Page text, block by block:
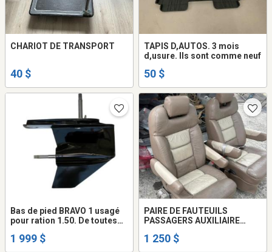
CHARIOT DE TRANSPORT
40 $
TAPIS D,AUTOS. 3 mois
d,usure. Ils sont comme neuf
50 $
Bas de pied BRAVO 1 usagé
pour ration 1.50. De toutes
sur le marché, le prix
1 999 $
PAIRE DE FAUTEUILS
PASSAGERS AUXILIAIRE
votre couple associé
1 250 $